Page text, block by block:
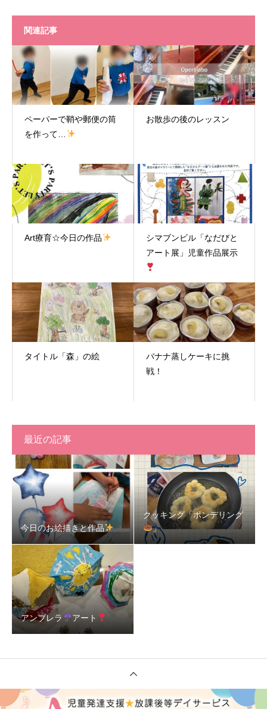
関連記事
ペーパーで鞘や郵便の筒
を作って…
お散歩の後のレッスン
Art療育☆今日の作品
シマブンビル「なだびと
アート展」児童作品展示
タイトル「森」の絵
バナナ蒸しケーキに挑
戦！
最近の記事
今日のお絵描きと作品
クッキング「ポンデリング
」
アンブレラ アート